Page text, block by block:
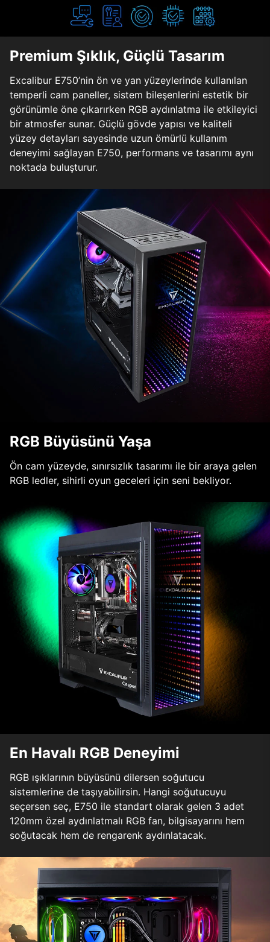
Premium Şıklık, Güçlü Tasarım
Excalibur E750’nin ön ve yan yüzeylerinde kullanılan
temperli cam paneller, sistem bileşenlerini estetik bir
görünümle öne çıkarırken RGB aydınlatma ile etkileyici
bir atmosfer sunar. Güçlü gövde yapısı ve kaliteli
yüzey detayları sayesinde uzun ömürlü kullanım
deneyimi sağlayan E750, performans ve tasarımı aynı
noktada buluşturur.
RGB Büyüsünü Yaşa
Ön cam yüzeyde, sınırsızlık tasarımı ile bir araya gelen
RGB ledler, sihirli oyun geceleri için seni bekliyor.
En Havalı RGB Deneyimi
RGB ışıklarının büyüsünü dilersen soğutucu
sistemlerine de taşıyabilirsin. Hangi soğutucuyu
seçersen seç, E750 ile standart olarak gelen 3 adet
120mm özel aydınlatmalı RGB fan, bilgisayarını hem
soğutacak hem de rengarenk aydınlatacak.